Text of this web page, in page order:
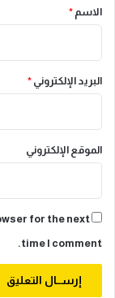
*
الاسم *
البريد الإلكتروني *
الموقع الإلكتروني
for the next
time I comment.